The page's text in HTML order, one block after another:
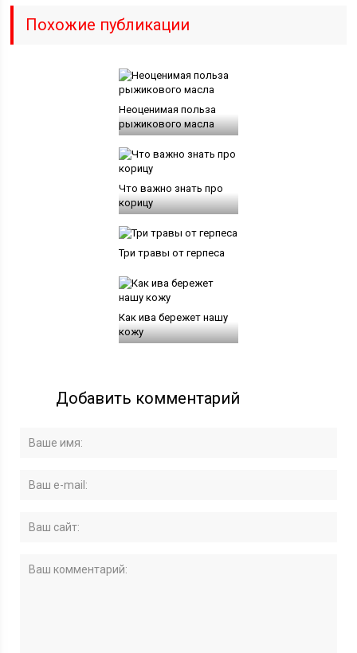
Похожие публикации
Неоценимая польза
рыжикового масла
Что важно знать про
корицу
Три травы от герпеса
Как ива бережет нашу
кожу
Добавить комментарий